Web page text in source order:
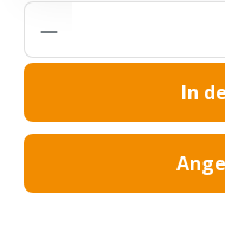
Produkt
In